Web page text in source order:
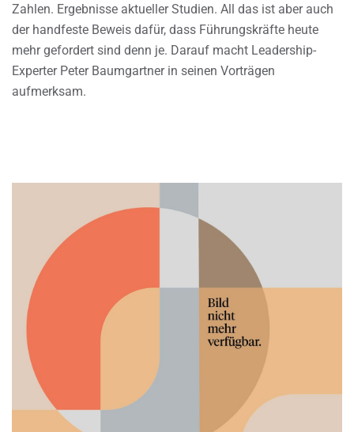
Zahlen. Ergebnisse aktueller Studien. All das ist aber auch
der handfeste Beweis dafür, dass Führungskräfte heute
mehr gefordert sind denn je. Darauf macht Leadership-
Experter Peter Baumgartner in seinen Vorträgen
aufmerksam.